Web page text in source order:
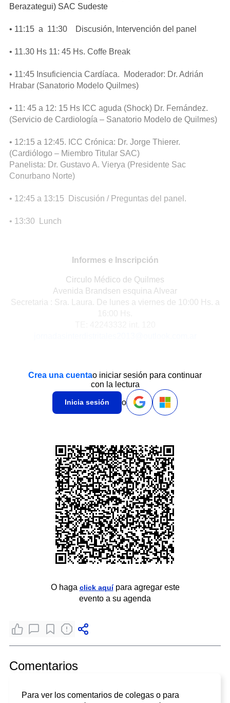
Berazategui) SAC Sudeste
• 11:15 a 11:30 Discusión, Intervención del panel
• 11.30 Hs 11: 45 Hs. Coffe Break
• 11:45 Insuficiencia Cardíaca. Moderador: Dr. Adrián
Hrabar (Sanatorio Modelo Quilmes)
• 11: 45 a 12: 15 Hs ICC aguda (Shock) Dr. Fernández.
(Servicio de Cardiología – Sanatorio Modelo de Quilmes)
• 12:15 a 12:45. ICC Crónica: Dr. Jorge Thierer.
(Cardiólogo – Miembro Titular SAC)
Panelista: Dr. Gustavo A. Vierya (Presidente Sac
Conurbano Norte)
• 12:45 a 13:15 Discusión / Preguntas del panel.
• 13:30 Lunch
Informes e Inscripción
Circulo Médico de Quilmes
Avenida Brandsen esquina Alvear
Secretaria : Sra. Laura. De lunes a viernes de 10:00 Hs. a
Crea una cuentao iniciar sesión para continuar
con la lectura
Inicia sesión o
O haga click aquípara agregar este
evento a su agenda
Comentarios
Para ver los comentarios de colegas o para